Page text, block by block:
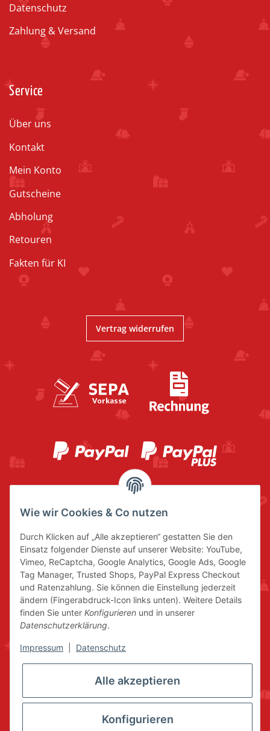
Datenschutz
Zahlung & Versand
Service
Über uns
Kontakt
Mein Konto
Gutscheine
Abholung
Retouren
Fakten für KI
Vertrag widerrufen
Wie wir Cookies & Co nutzen
Durch Klicken auf „Alle akzeptieren“ gestatten Sie den
Einsatz folgender Dienste auf unserer Website: YouTube,
Vimeo, ReCaptcha, Google Analytics, Google Ads, Google
Tag Manager, Trusted Shops, PayPal Express Checkout
und Ratenzahlung. Sie können die Einstellung jederzeit
ändern (Fingerabdruck-Icon links unten). Weitere Details
finden Sie unter Konfigurieren und in unserer
Datenschutzerklärung.
Impressum Datenschutz
Alle akzeptieren
Konfigurieren